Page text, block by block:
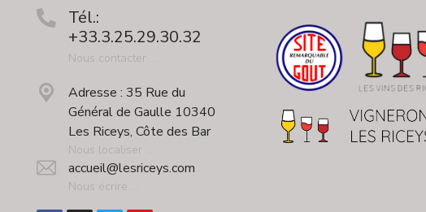
Tél.:
+33.3.25.29.30.32
Nous contacter ...
Adresse : 35 Rue du
Général de Gaulle 10340
Les Riceys, Côte des Bar
Nous localiser ...
accueil@lesriceys.com
Nous écrire ...